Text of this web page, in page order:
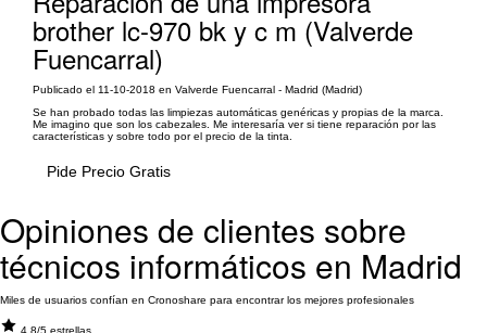
brother lc-970 bk y c m (Valverde
Fuencarral)
Publicado el 11-10-2018 en Valverde Fuencarral - Madrid (Madrid)
Se han probado todas las limpiezas automáticas genéricas y propias de la marca.
Me imagino que son los cabezales. Me interesaría ver si tiene reparación por las
características y sobre todo por el precio de la tinta.
Pide Precio Gratis
Opiniones de clientes sobre
técnicos informáticos en Madrid
Miles de usuarios confían en Cronoshare para encontrar los mejores profesionales
4.8/5 estrellas